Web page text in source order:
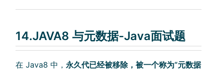
14.JAVA8 与元数据-Java面试题
在 Java8 中， 永久代已经被移除，被一个称为“元数据